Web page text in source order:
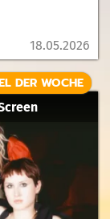
18.05.2026
DER WOCHE